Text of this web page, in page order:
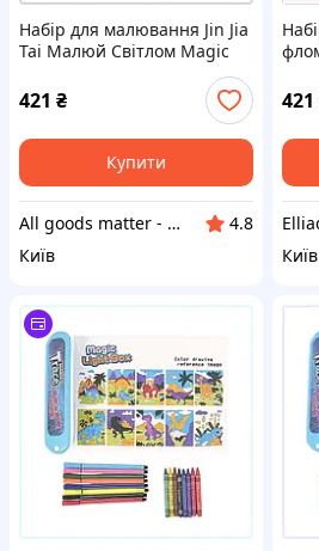
Набір для малювання Jin Jia
Tai Малюй Світлом Magic
(243550414), H88C3P3095
421 ₴
Купити
All goods matter - актуальные товары на каждый день
4.8
Київ
421
Київ